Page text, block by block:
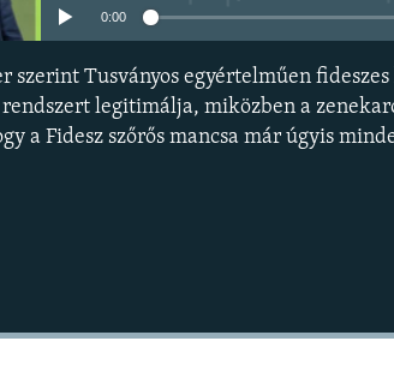
0:00
Tusványos egyértelműen
legitimálja, miközben a
a Fidesz szőrős mancsa már úgyis